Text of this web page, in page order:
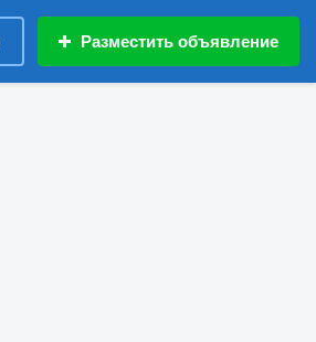
Разместить объявление